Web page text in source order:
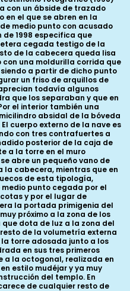
con un ábside de trazado
en el que se abren en la
medio punto con acusado
1998 especifica que
cegada testigo de la
de la cabecera queda lisa
una moldurilla corrida que
a partir de dicho punto
un friso de arquillos de
todavía algunos
que los separaban y que en
el interior también una
absidal de la bóveda
cuerpo externo de la nave es
con tres contrafuertes a
posterior de la caja de
a la torre en el muro
abre un pequeño vano de
la cabecera, mientras que en
de esta tipología,
punto cegada por el
y por el lugar de
la portada primigenia del
próximo a la zona de los
dota de luz a la zona del
de la volumetría externa
torre adosada junto a los
en sus tres primeros
a la octogonal, realizada en
estilo mudéjar y ya muy
del templo. En
de cualquier resto de